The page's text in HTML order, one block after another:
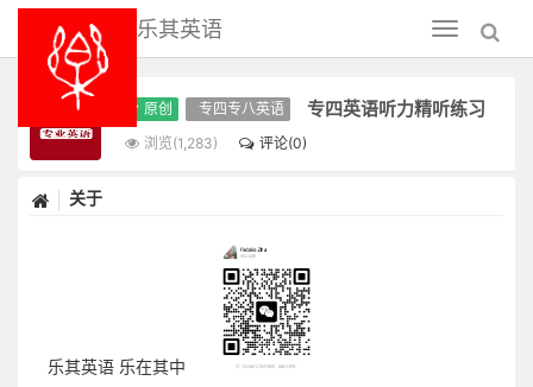
Toggle
navigation
乐其英语
原创 专四专八英语 专四英语听力精听练习
浏览(1,283) 评论(0)
关于
乐其英语 乐在其中